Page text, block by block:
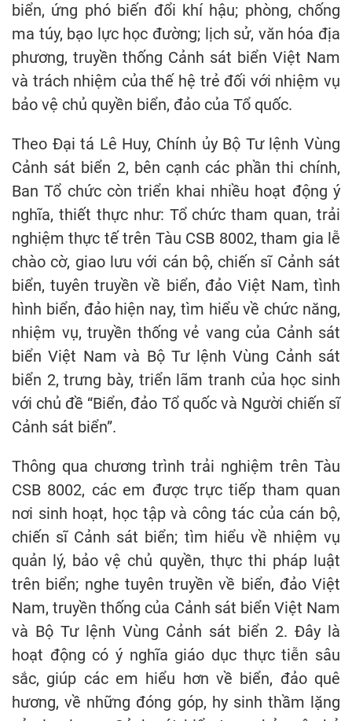
biển, ứng phó biến đổi khí hậu; phòng, chống
ma túy, bạo lực học đường; lịch sử, văn hóa địa
phương, truyền thống Cảnh sát biển Việt Nam
và trách nhiệm của thế hệ trẻ đối với nhiệm vụ
bảo vệ chủ quyền biển, đảo của Tổ quốc.
Theo Đại tá Lê Huy, Chính ủy Bộ Tư lệnh Vùng
Cảnh sát biển 2, bên cạnh các phần thi chính,
Ban Tổ chức còn triển khai nhiều hoạt động ý
nghĩa, thiết thực như: Tổ chức tham quan, trải
nghiệm thực tế trên Tàu CSB 8002, tham gia lễ
chào cờ, giao lưu với cán bộ, chiến sĩ Cảnh sát
biển, tuyên truyền về biển, đảo Việt Nam, tình
hình biển, đảo hiện nay, tìm hiểu về chức năng,
nhiệm vụ, truyền thống vẻ vang của Cảnh sát
biển Việt Nam và Bộ Tư lệnh Vùng Cảnh sát
biển 2, trưng bày, triển lãm tranh của học sinh
với chủ đề “Biển, đảo Tổ quốc và Người chiến sĩ
Cảnh sát biển”.
Thông qua chương trình trải nghiệm trên Tàu
CSB 8002, các em được trực tiếp tham quan
nơi sinh hoạt, học tập và công tác của cán bộ,
chiến sĩ Cảnh sát biển; tìm hiểu về nhiệm vụ
quản lý, bảo vệ chủ quyền, thực thi pháp luật
trên biển; nghe tuyên truyền về biển, đảo Việt
Nam, truyền thống của Cảnh sát biển Việt Nam
và Bộ Tư lệnh Vùng Cảnh sát biển 2. Đây là
hoạt động có ý nghĩa giáo dục thực tiễn sâu
sắc, giúp các em hiểu hơn về biển, đảo quê
hương, về những đóng góp, hy sinh thầm lặng